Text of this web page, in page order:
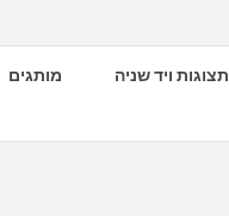
תצוגות ויד שניה מותגים